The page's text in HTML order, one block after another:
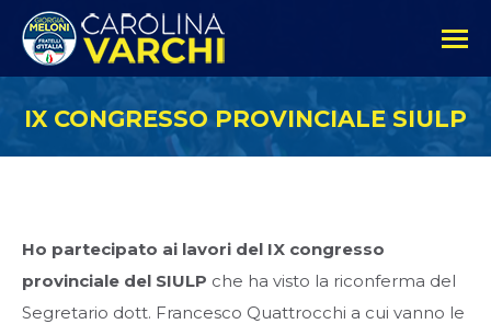
IX CONGRESSO PROVINCIALE SIULP
Ho partecipato ai lavori del IX congresso
provinciale del SIULP che ha visto la riconferma del
Segretario dott. Francesco Quattrocchi a cui vanno le